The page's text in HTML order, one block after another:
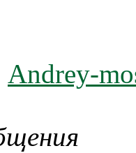
Andrey-